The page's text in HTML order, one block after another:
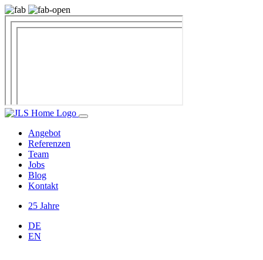
Angebot
Referenzen
Team
Jobs
Blog
Kontakt
25 Jahre
DE
EN